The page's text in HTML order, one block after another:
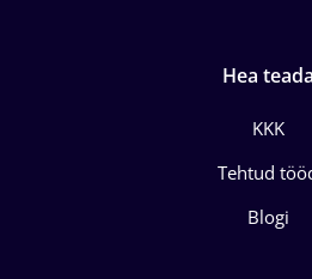
Hea teada
KKK
Tehtud
Blogi